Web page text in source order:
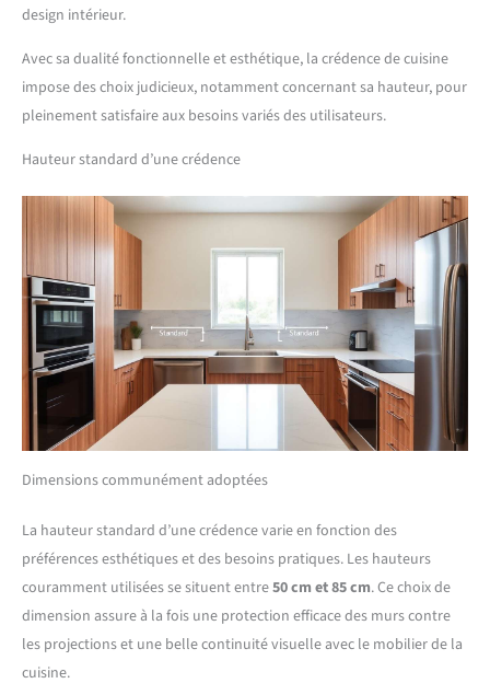
design intérieur.
Avec sa dualité fonctionnelle et esthétique, la crédence de cuisine
impose des choix judicieux, notamment concernant sa hauteur, pour
pleinement satisfaire aux besoins variés des utilisateurs.
Hauteur standard d’une crédence
Dimensions communément adoptées
La hauteur standard d’une crédence varie en fonction des
préférences esthétiques et des besoins pratiques. Les hauteurs
couramment utilisées se situent entre50 cm et 85 cm. Ce choix de
dimension assure à la fois une protection efficace des murs contre
les projections et une belle continuité visuelle avec le mobilier de la
cuisine.